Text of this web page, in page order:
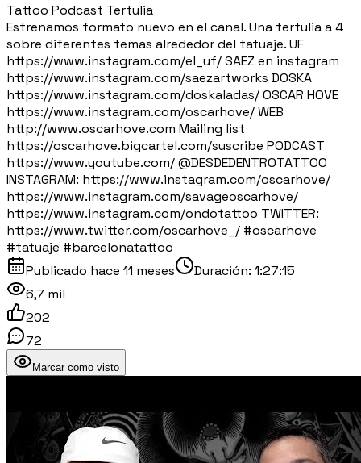
Tattoo Podcast Tertulia
Estrenamos formato nuevo en el canal. Una tertulia a 4
sobre diferentes temas alrededor del tatuaje. UF
https://www.instagram.com/el_uf/ SAEZ en instagram
https://www.instagram.com/saezartworks DOSKA
https://www.instagram.com/doskaladas/ OSCAR HOVE
https://www.instagram.com/oscarhove/ WEB
http://www.oscarhove.com Mailing list
https://oscarhove.bigcartel.com/suscribe PODCAST
https://www.youtube.com/ ⁨@DESDEDENTROTATTOO⁩
INSTAGRAM: https://www.instagram.com/oscarhove/
https://www.instagram.com/savageoscarhove/
https://www.instagram.com/ondotattoo TWITTER:
https://www.twitter.com/oscarhove_/ #oscarhove
#tatuaje #barcelonatattoo
Publicado hace 11 meses Duración: 1:27:15
6,7 mil
202
72
Marcar como visto